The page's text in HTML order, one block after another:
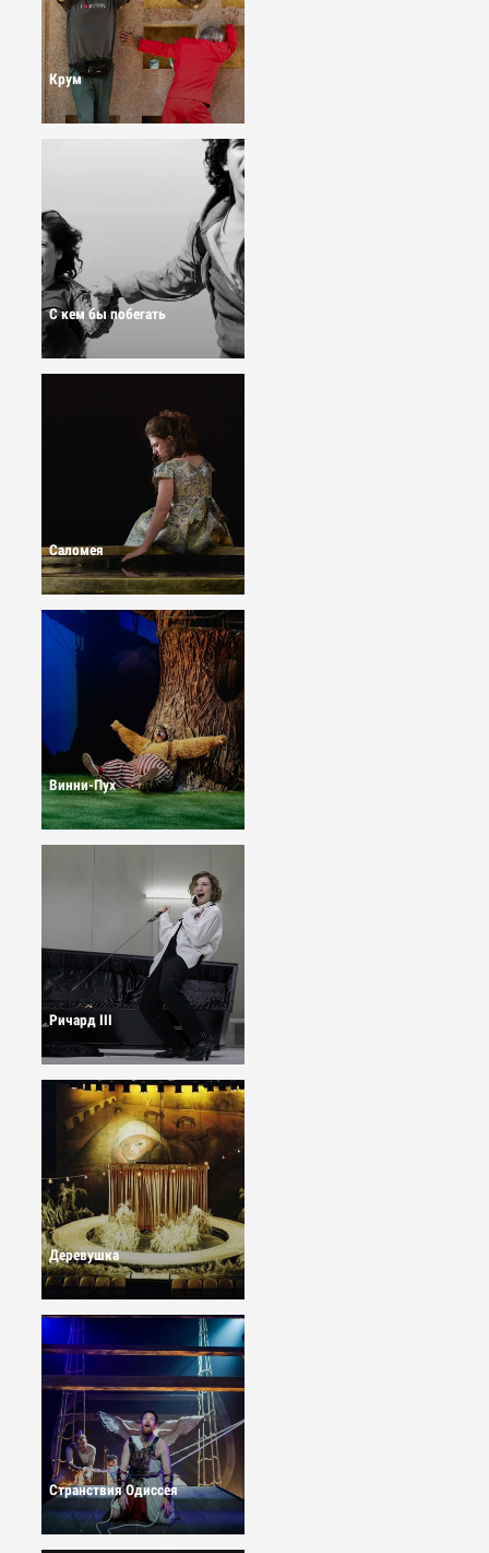
Крум
С кем бы побегать
Саломея
Винни-Пух
Ричард III
Деревушка
Странствия Одиссея